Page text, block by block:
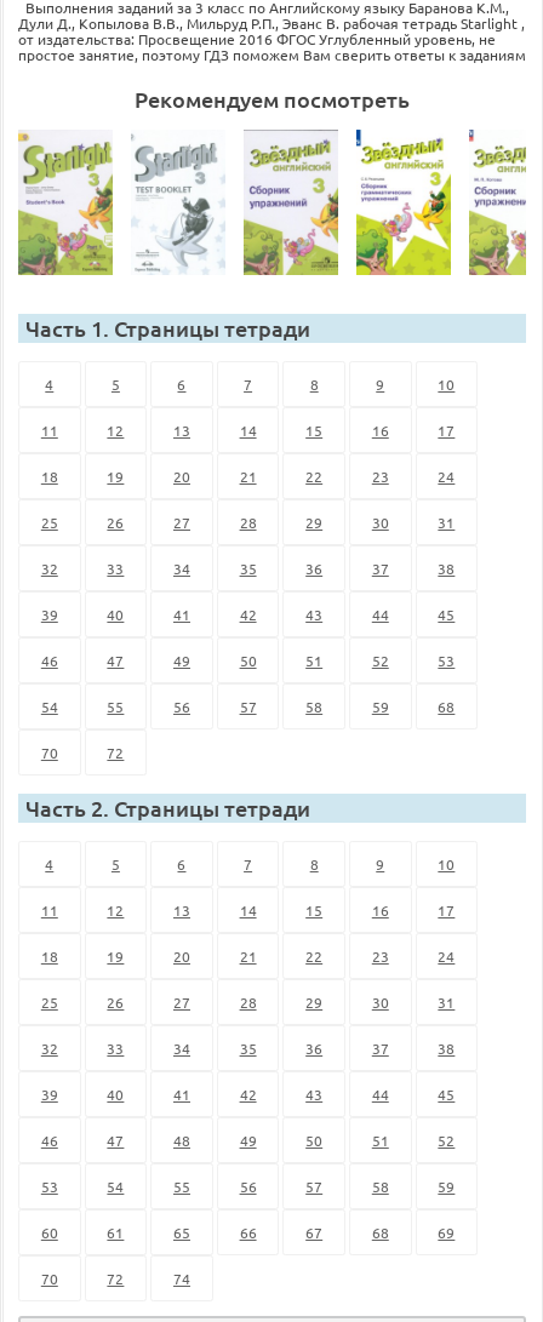
Выполнения заданий за 3 класс по Английскому языку Баранова К.М.,
Дули Д., Копылова В.В., Мильруд Р.П., Эванс В. рабочая тетрадь Starlight ,
от издательства: Просвещение 2016 ФГОС Углубленный уровень, не
простое занятие, поэтому ГДЗ поможем Вам сверить ответы к заданиям
Рекомендуем посмотреть
Часть 1. Страницы тетради
4 5 6 7 8 9 10
11 12 13 14 15 16 17
18 19 20 21 22 23 24
25 26 27 28 29 30 31
32 33 34 35 36 37 38
39 40 41 42 43 44 45
46 47 49 50 51 52 53
54 55 56 57 58 59 68
70 72
Часть 2. Страницы тетради
4 5 6 7 8 9 10
11 12 13 14 15 16 17
18 19 20 21 22 23 24
25 26 27 28 29 30 31
32 33 34 35 36 37 38
39 40 41 42 43 44 45
46 47 48 49 50 51 52
53 54 55 56 57 58 59
60 61 65 66 67 68 69
70 72 74